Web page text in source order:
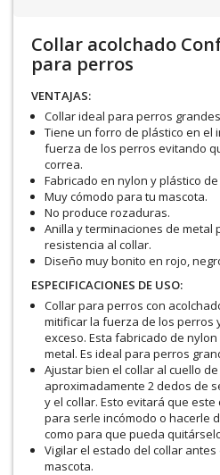
Collar acolchado
para perros
VENTAJAS:
Collar ideal para perros
Tiene un forro de plástico en el
fuerza de los perros evitando
correa.
Fabricado en nylon y plástico
Muy cómodo para tu mascota.
No produce rozaduras.
Anilla y terminaciones de metal
resistencia al collar.
Diseño muy bonito en rojo,
ESPECIFICACIONES DE USO:
Collar para perros con
mitificar la fuerza de los perros
exceso. Esta fabricado de
metal. Es ideal para perros
Ajustar bien el collar al cuello
aproximadamente 2 dedos de
y el collar. Esto evitará que
para serle incómodo o hacerle
como para que pueda
Vigilar el estado del collar
mascota.